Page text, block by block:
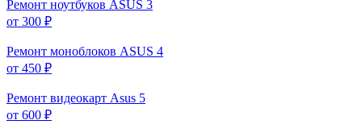
Ремонт ноутбуков ASUS 3
от 300 ₽
Ремонт моноблоков ASUS 4
от 450 ₽
Ремонт видеокарт Asus 5
от 600 ₽